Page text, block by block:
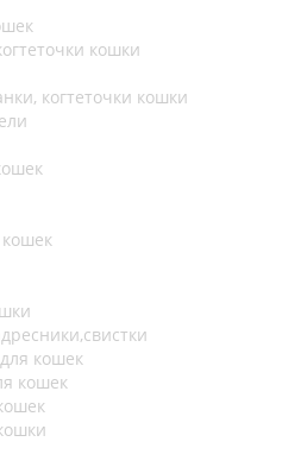
кошки
когтеточки кошки
кошек
кошек